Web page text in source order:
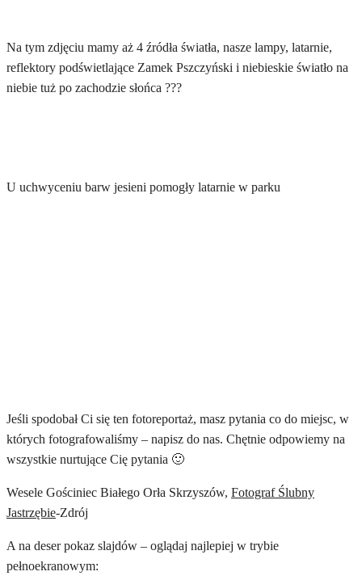
Na tym zdjęciu mamy aż 4 źródła światła, nasze lampy, latarnie,
reflektory podświetlające Zamek Pszczyński i niebieskie światło na
niebie tuż po zachodzie słońca ???
U uchwyceniu barw jesieni pomogły latarnie w parku
Jeśli spodobał Ci się ten fotoreportaż, masz pytania co do miejsc, w
których fotografowaliśmy – napisz do nas. Chętnie odpowiemy na
wszystkie nurtujące Cię pytania 🙂
Wesele Gościniec Białego Orła Skrzyszów, Fotograf Ślubny
Jastrzębie-Zdrój
A na deser pokaz slajdów – oglądaj najlepiej w trybie
pełnoekranowym: